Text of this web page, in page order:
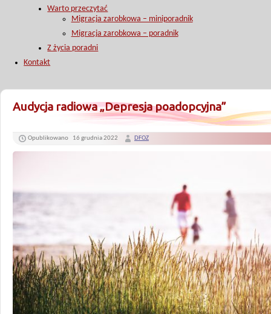
Warto przeczytać
Migracja zarobkowa – miniporadnik
Migracja zarobkowa – poradnik
Z życia poradni
Kontakt
Audycja radiowa „Depresja poadopcyjna”
Opublikowano 16 grudnia 2022 DFOZ